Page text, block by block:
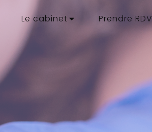
Le cabinet Prendre RDV